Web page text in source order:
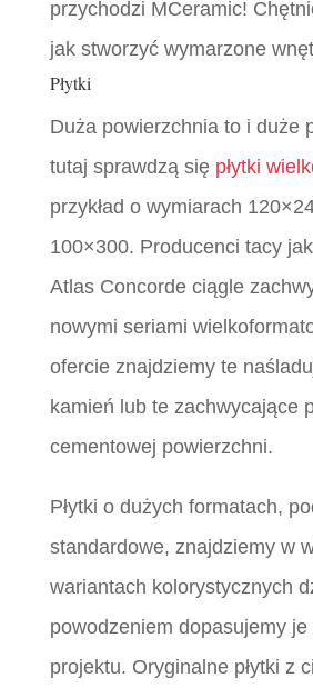
przychodzi MCeramic!
jak stworzyć wymarzone
Płytki
Duża powierzchnia to i duże
tutaj sprawdzą się płytki
przykład o wymiarach
100×300. Producenci tacy
Atlas Concorde ciągle
nowymi seriami
ofercie znajdziemy te
kamień lub te zachwycające
cementowej powierzchni.
Płytki o dużych formatach,
standardowe, znajdziemy w
wariantach kolorystycznych
powodzeniem dopasujemy
projektu. Oryginalne płytki z